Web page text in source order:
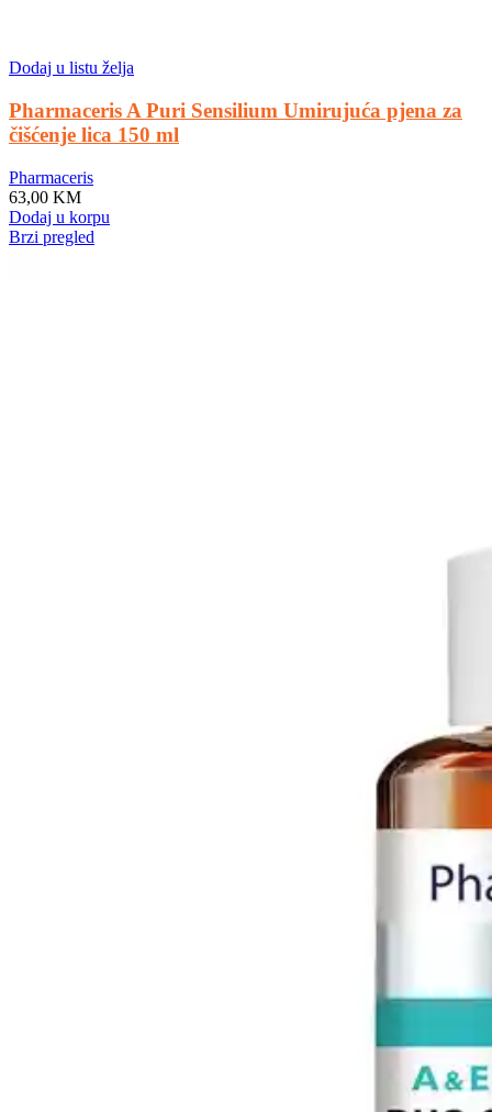
Dodaj u listu želja
Pharmaceris A Puri Sensilium Umirujuća pjena za
čišćenje lica 150 ml
Pharmaceris
63,00 KM
Dodaj u korpu
Brzi pregled